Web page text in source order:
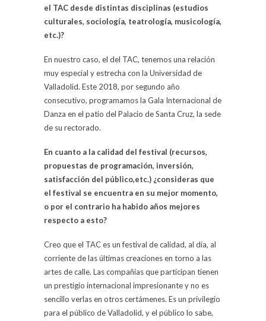
el TAC desde distintas disciplinas (estudios
culturales, sociología, teatrología, musicología,
etc.)?
En nuestro caso, el del TAC, tenemos una relación
muy especial y estrecha con la Universidad de
Valladolid. Este 2018, por segundo año
consecutivo, programamos la Gala Internacional de
Danza en el patio del Palacio de Santa Cruz, la sede
de su rectorado.
En cuanto a la calidad del festival (recursos,
propuestas de programación, inversión,
satisfacción del público,etc.) ¿consideras que
el festival se encuentra en su mejor momento,
o por el contrario ha habido años mejores
respecto a esto?
Creo que el TAC es un festival de calidad, al día, al
corriente de las últimas creaciones en torno a las
artes de calle. Las compañías que participan tienen
un prestigio internacional impresionante y no es
sencillo verlas en otros certámenes. Es un privilegio
para el público de Valladolid, y el público lo sabe,